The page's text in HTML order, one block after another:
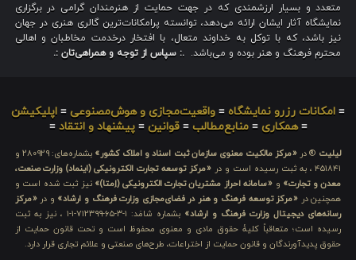
متعدد و بسیار ارزشمندی که در جهت حمایت از هنرمندان گرامی در برگزاری
نمایشگاه آثار ایشان ارائه می‌دهد، توانسته پرامکانات‌ترین گالری هنری در جهان
نیز باشد، که با توکل به خداوند متعال، با افتخار درخدمت مخاطبان و اهالی
محترم فرهنگ و هنر بوده و می‌باشد. .: سپاس از توجه و همراهی‌تان :.
≡ امکانات رزرو نمایشگاه ≡ واقعیت‌مجازی و هوش‌مصنوعی ≡ اپلیکیشن
≡همکاری ≡منابع‌مطالب ≡قوانین ≡پیشنهاد و انتقاد ≡
لیلیت ® در «مرکز مالکیت معنوی سازمان ثبت اسناد و املاک کشور»
بشماره‌های: ۲۸۰۹۲۹ و
۴۵۱۸۴۱ ، به ثبت رسیده است و در
«مرکز توسعه تجارت الکترونیکی (اینماد) وزارت صنعت،
معدن و تجارت» و «سامانه احراز مشتریان تجارت الکترونیکی (اِمتا)» نیز ثبت شده است و
همچنین در «مرکز توسعه فرهنگ و هنر در فضای‌مجازی وزارت فرهنگ و ارشاد» و در«مرکز
رسانه‌های دیجیتال وزارت فرهنگ و ارشاد»
بشماره شامَد: ۱-۳-۶۵-۷۱۲۳۹۹-۱-۱ ، نیز به ثبت
رسیده است؛ متعاقباً کلیهٔ حقوق مادی و معنوی محفوظ است و تحت قانون حمایت از
حقوق پدیدآورندگان و قانون حمایت از اختراعات، طرح‌های صنعتی و علائم تجاری قرار دارد.